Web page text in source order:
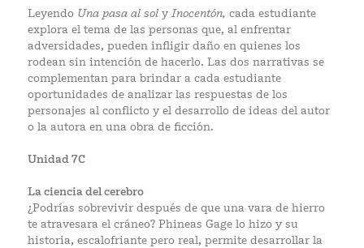
Leyendo Una pasa al sol yInocentón, cada estudiante
explora el tema de las personas que, al enfrentar
adversidades, pueden infligir daño en quienes los
rodean sin intención de hacerlo. Las dos narrativas se
complementan para brindar a cada estudiante
oportunidades de analizar las respuestas de los
personajes al conflicto y el desarrollo de ideas del autor
o la autora en una obra de ficción.
Unidad 7C
La ciencia del cerebro
¿Podrías sobrevivir después de que una vara de hierro
te atravesara el cráneo? Phineas Gage lo hizo y su
historia, escalofriante pero real, permite desarrollar la